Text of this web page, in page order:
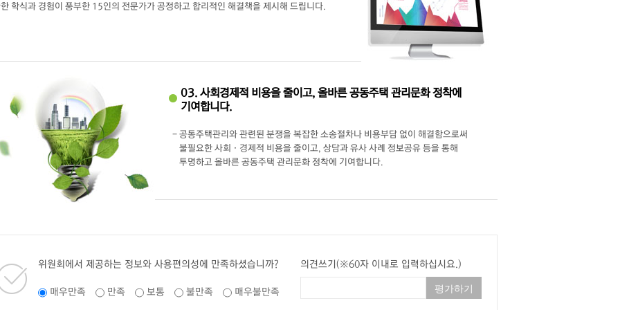
학식과 경험이 풍부한 15인의 전문가가 공정하고 합리적인 해결책을 제시해 드립니다.
03. 사회경제적 비용을 줄이고, 올바른 공동주택 관리문화 정착에
기여합니다.
- 공동주택관리와 관련된 분쟁을 복잡한 소송절차나 비용부담 없이 해결함으로써
불필요한 사회 · 경제적 비용을 줄이고, 상담과 유사 사례 정보공유 등을 통해
투명하고 올바른 공동주택 관리문화 정착에 기여합니다.
위원회에서 제공하는 정보와 사용편의성에 만족하셨습니까?
매우만족 만족 보통 불만족 매우불만족
의견쓰기(※60자 이내로 입력하십시요.)